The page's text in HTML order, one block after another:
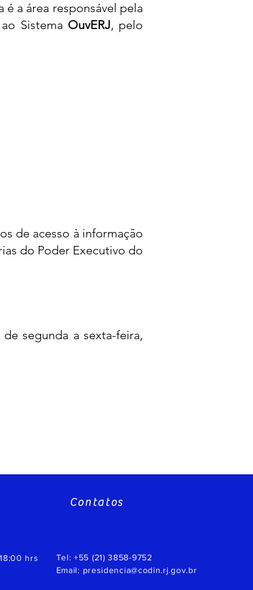
a área responsável pela
Sistema OuvERJ, pelo
de acesso à informação
do Poder Executivo do
segunda a sexta-feira,
hrs
Contatos
Tel: +55 (21) 3858-9752
Email: presidencia@codin.rj.gov.br